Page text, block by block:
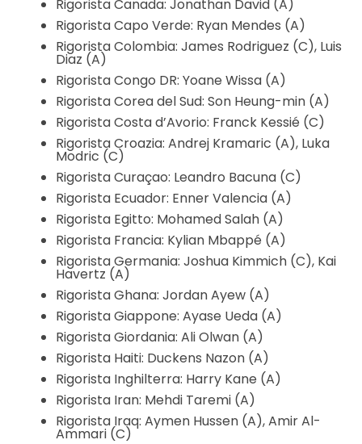
Rigorista Canada: Jonathan David (A)
Rigorista Capo Verde: Ryan Mendes (A)
Rigorista Colombia: James Rodriguez (C), Luis
Diaz (A)
Rigorista Congo DR: Yoane Wissa (A)
Rigorista Corea del Sud: Son Heung-min (A)
Rigorista Costa d’Avorio: Franck Kessié (C)
Rigorista Croazia: Andrej Kramaric (A), Luka
Modric (C)
Rigorista Curaçao: Leandro Bacuna (C)
Rigorista Ecuador: Enner Valencia (A)
Rigorista Egitto: Mohamed Salah (A)
Rigorista Francia: Kylian Mbappé (A)
Rigorista Germania: Joshua Kimmich (C), Kai
Havertz (A)
Rigorista Ghana: Jordan Ayew (A)
Rigorista Giappone: Ayase Ueda (A)
Rigorista Giordania: Ali Olwan (A)
Rigorista Haiti: Duckens Nazon (A)
Rigorista Inghilterra: Harry Kane (A)
Rigorista Iran: Mehdi Taremi (A)
Rigorista Iraq: Aymen Hussen (A), Amir Al-
Ammari (C)